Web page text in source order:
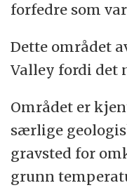
forfedre som
Dette området
Valley fordi det
Området er
særlige
gravsted for
grunn